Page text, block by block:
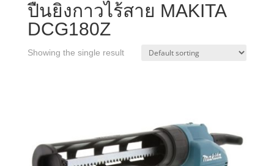
ปืนยิงกาวไร้สาย MAKITA
DCG180Z
Showing the single result